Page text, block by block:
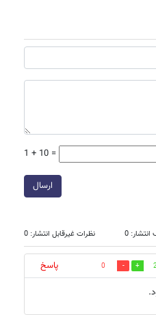
1 + 10 =
ارسال
0 نظرات غیرقابل انتشار: 0
0
پاسخ